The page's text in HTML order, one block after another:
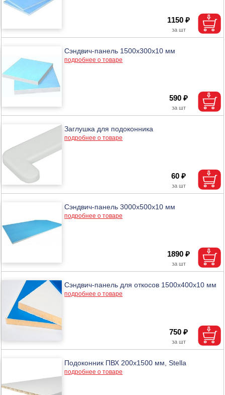
1150 ₽
Сэндвич-панель 1500x300x10 мм
подробнее о товаре
590 ₽
Заглушка для подоконника
подробнее о товаре
60 ₽
Сэндвич-панель 3000x500x10 мм
подробнее о товаре
1890 ₽
Сэндвич-панель для откосов 1500x400x10 мм
подробнее о товаре
750 ₽
Подоконник ПВХ 200х1500 мм, Stella
подробнее о товаре